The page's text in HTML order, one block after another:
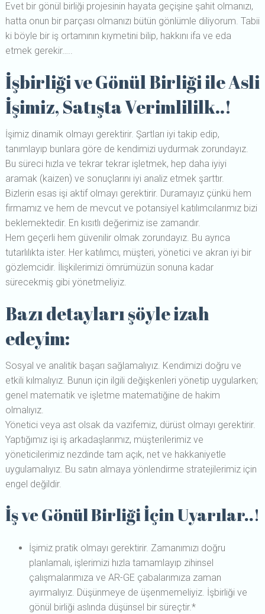
Evet bir gönül birliği projesinin hayata geçişine şahit olmanızı,
hatta onun bir parçası olmanızı bütün gönlümle diliyorum. Tabii
ki böyle bir iş ortamının kıymetini bilip, hakkını ifa ve eda
etmek gerekir…..
İşbirliği ve Gönül Birliği ile Asli
İşimiz, Satışta Verimlililk..!
İşimiz dinamik olmayı gerektirir. Şartları iyi takip edip,
tanımlayıp bunlara göre de kendimizi uydurmak zorundayız.
Bu süreci hızla ve tekrar tekrar işletmek, hep daha iyiyi
aramak (kaizen) ve sonuçlarını iyi analiz etmek şarttır.
Bizlerin esas işi aktif olmayı gerektirir. Duramayız çünkü hem
firmamız ve hem de mevcut ve potansiyel katılımcılarımız bizi
beklemektedir. En kısıtlı değerimiz ise zamandır.
Hem geçerli hem güvenilir olmak zorundayız. Bu ayrıca
tutarlılıkta ister. Her katılımcı, müşteri, yönetici ve akran iyi bir
gözlemcidir. İlişkilerimizi ömrümüzün sonuna kadar
sürecekmiş gibi yönetmeliyiz.
Bazı detayları şöyle izah
edeyim:
Sosyal ve analitik başarı sağlamalıyız. Kendimizi doğru ve
etkili kılmalıyız. Bunun için ilgili değişkenleri yönetip uygularken;
genel matematik ve işletme matematiğine de hakim
olmalıyız.
Yönetici veya ast olsak da vazifemiz, dürüst olmayı gerektirir.
Yaptığımız işi iş arkadaşlarımız, müşterilerimiz ve
yöneticilerimiz nezdinde tam açık, net ve hakkaniyetle
uygulamalıyız. Bu satın almaya yönlendirme stratejilerimiz için
engel değildir.
İş ve Gönül Birliği İçin Uyarılar..!
İşimiz pratik olmayı gerektirir. Zamanımızı doğru
planlamalı, işlerimizi hızla tamamlayıp zihinsel
çalışmalarımıza ve AR-GE çabalarımıza zaman
ayırmalıyız. Düşünmeye de üşenmemeliyiz. İşbirliği ve
gönül birliği aslında düşünsel bir süreçtir.*